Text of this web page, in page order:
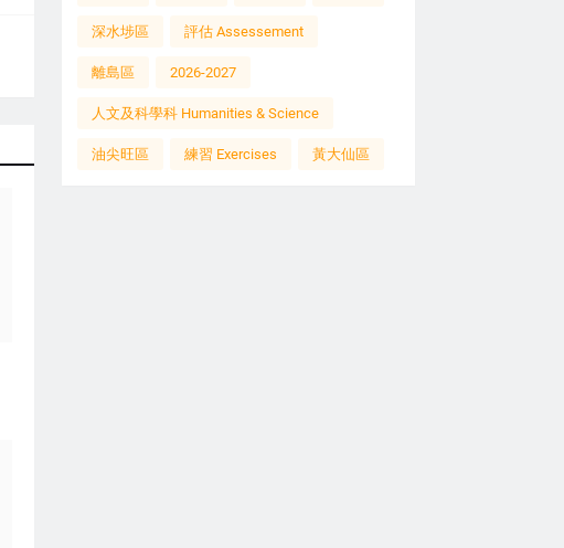
深水埗區 評估 Assessement
離島區 2026-2027
人文及科學科 Humanities & Science
油尖旺區 練習 Exercises 黃大仙區